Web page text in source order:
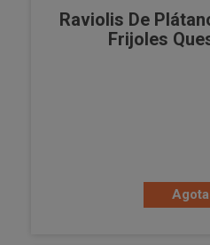
Raviolis De
Frijoles